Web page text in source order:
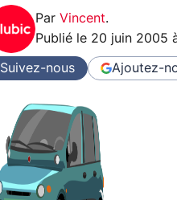
Par Vincent.
Publié le 20 juin 2005
Suivez-nous Ajoutez-